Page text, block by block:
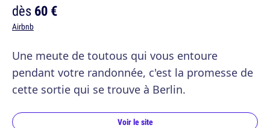
dès60 €
Airbnb
Une meute de toutous qui vous entoure
pendant votre randonnée, c'est la promesse de
cette sortie qui se trouve à Berlin.
Voir le site